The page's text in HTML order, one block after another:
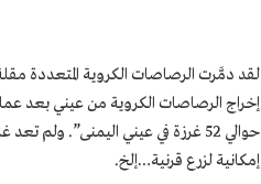
لقد دمَّرت الرصاصات الكروية المتعددة
حوالي 52 غرزة في عيني اليمنى”.
إمكانية لزرع قرنية…إلخ.